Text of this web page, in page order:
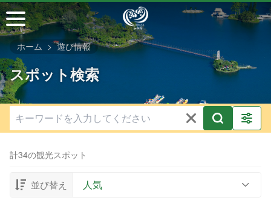
メ
イ
ン
コ
ン
テ
ン
ツ
ク
ホーム 遊び情報
スポット検索
計34の観光スポット
並び替え 人気